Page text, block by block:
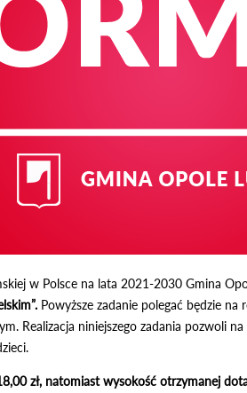
w Polsce na lata 2021-2030 Gmina
Powyższe zadanie polegać będzie
Realizacja niniejszego zadania pozwoli
zł, natomiast wysokość otrzymanej